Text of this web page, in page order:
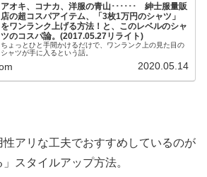
アオキ、コナカ、洋服の青山･･････ 紳士服量販
店の超コスパアイテム、「3枚1万円のシャツ」
をワンランク上げる方法！と、このレベルのシャ
ツのコスパ論。(2017.05.27リライト)
ちょっとひと手間かけるだけで、ワンランク上の見た目の
シャツが手に入るという話。
2020.05.14
アリな工夫でおすすめしているのが
」スタイルアップ方法。